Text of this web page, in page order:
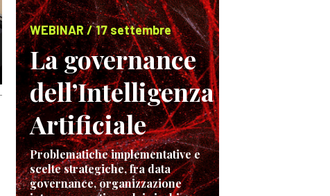
WEBINAR / 17 settembre
La governance
dell’Intelligenza
Artificiale
Problematiche implementative e
scelte strategiche, fra data
governance, organizzazione